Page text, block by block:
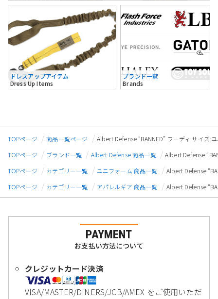
ドレスアップアイテム
Dress Up Items
ブランド一覧
Brands
TOPページ 商品一覧ページ
Albert Defense “BANNED” フーディ サイズ:
TOPページ
ブランド一覧 Albert Defense 商品一覧
Albert Defense
TOPページ
カテゴリー一覧 ユニフォーム 商品一覧
Albert Defense
TOPページ
カテゴリー一覧 アパレルギア 商品一覧 Albert Defense
PAYMENT
お支払い方法について
クレジットカード決済
VISA/MASTER/DINERS/JCB/AMEX をご使用いただ